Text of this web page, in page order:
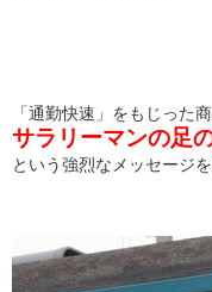
「通勤快速」をもじった
サラリーマンの足
という強烈なメッセージ